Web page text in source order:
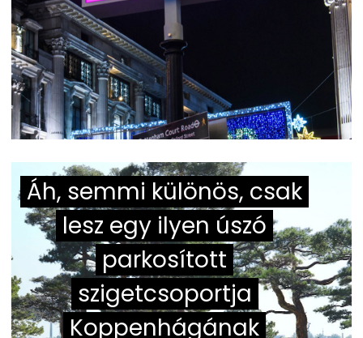
Áh, semmi különös, csak
lesz egy ilyen úszó
parkosított
szigetcsoportja
Koppenhágának